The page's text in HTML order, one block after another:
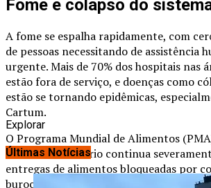
Fome e colapso do
A fome se espalha rapidamente, com
de pessoas necessitando de assistência
urgente. Mais de 70% dos hospitais nas
estão fora de serviço, e doenças como
estão se tornando epidêmicas,
Cartum.
O Programa Mundial de Alimentos
acesso humanitário continua
entregas de alimentos bloqueadas por
burocracia. Crianças menores de cinco
Explorar
Últimas Notícias